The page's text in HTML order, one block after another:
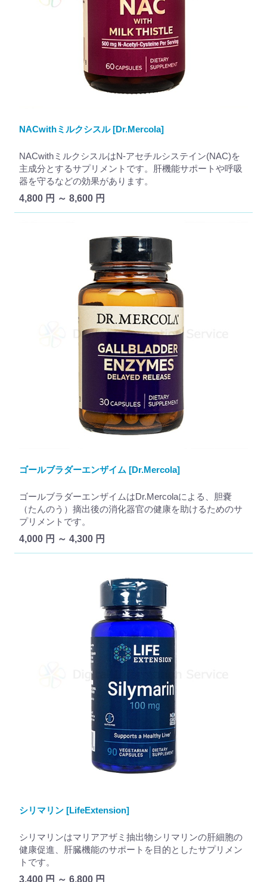
NACwithミルクシスル [Dr.Mercola]
NACwithミルクシスルはN-アセチルシステイン(NAC)を
主成分とするサプリメントです。肝機能サポートや呼吸
器を守るなどの効果があります。
4,800 円 ～ 8,600 円
ゴールブラダーエンザイム [Dr.Mercola]
ゴールブラダーエンザイムはDr.Mercolaによる、胆嚢
（たんのう）摘出後の消化器官の健康を助けるためのサ
プリメントです。
4,000 円 ～ 4,300 円
シリマリン [LifeExtension]
シリマリンはマリアアザミ抽出物シリマリンの肝細胞の
健康促進、肝臓機能のサポートを目的としたサプリメン
トです。
3,400 円 ～ 6,800 円